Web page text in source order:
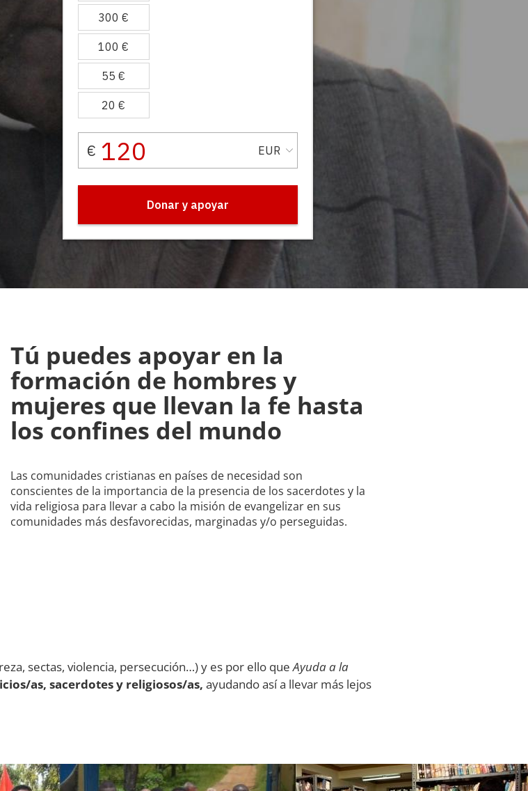
Tú puedes apoyar en la
formación de hombres y
mujeres que llevan la fe hasta
los confines del mundo
Las comunidades cristianas en países de necesidad son
conscientes de la importancia de la presencia de los sacerdotes y la
vida religiosa para llevar a cabo la misión de evangelizar en sus
comunidades más desfavorecidas, marginadas y/o perseguidas.
sectas, violencia, persecución…) y es por ello queAyuda a la
as, sacerdotes y religiosos/as, ayudando así a llevar más lejos